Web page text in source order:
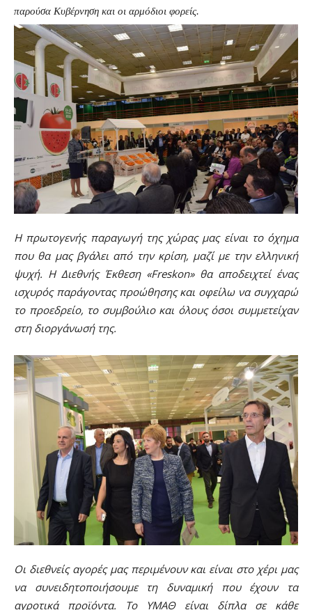
παρούσα Κυβέρνηση και οι αρμόδιοι φορείς.
Η πρωτογενής παραγωγή της χώρας μας είναι το όχημα
που θα μας βγάλει από την κρίση, μαζί με την ελληνική
ψυχή. Η Διεθνής Έκθεση «Freskon» θα αποδειχτεί ένας
ισχυρός παράγοντας προώθησης και οφείλω να συγχαρώ
το προεδρείο, το συμβούλιο και όλους όσοι συμμετείχαν
στη διοργάνωσή της.
Οι διεθνείς αγορές μας περιμένουν και είναι στο χέρι μας
να συνειδητοποιήσουμε τη δυναμική που έχουν τα
αγροτικά προϊόντα. Το ΥΜΑΘ είναι δίπλα σε κάθε